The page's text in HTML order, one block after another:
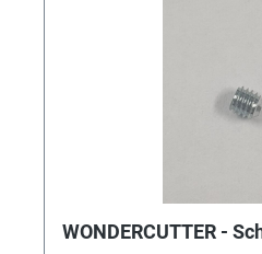
WONDERCUTTER -